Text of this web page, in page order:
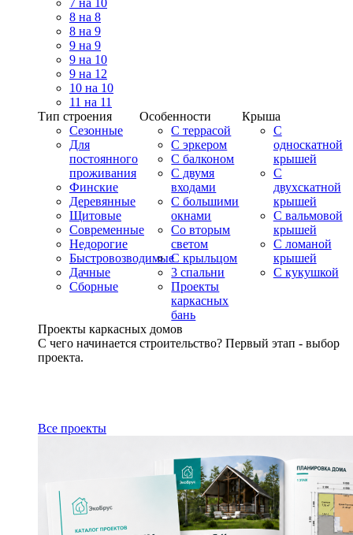
7 на 10
8 на 8
8 на 9
9 на 9
9 на 10
9 на 12
10 на 10
11 на 11
Тип строения
Сезонные
Для
постоянного
проживания
Финские
Деревянные
Щитовые
Современные
Недорогие
Быстровозводимые
Дачные
Сборные
Особенности
С террасой
С эркером
С балконом
С двумя
входами
С большими
окнами
Со вторым
светом
С крыльцом
3 спальни
Проекты
каркасных
бань
Крыша
С
односкатной
крышей
С
двухскатной
крышей
С вальмовой
крышей
С ломаной
крышей
С кукушкой
Проекты каркасных домов
С чего начинается строительство? Первый этап - выбор
проекта.
Все проекты